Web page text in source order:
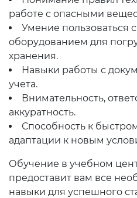
работе с опасными
Умение пользоваться
оборудованием для
хранения.
Навыки работы с
учета.
Внимательность,
аккуратность.
Способность к
адаптации к новым
Обучение в учебном
предоставит вам все
навыки для успешного